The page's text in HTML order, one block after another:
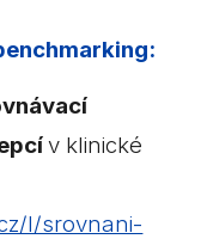
v klinické
l/srovnani-